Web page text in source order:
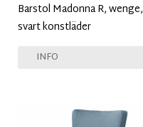
Barstol Madonna R, wenge,
svart konstläder
INFO